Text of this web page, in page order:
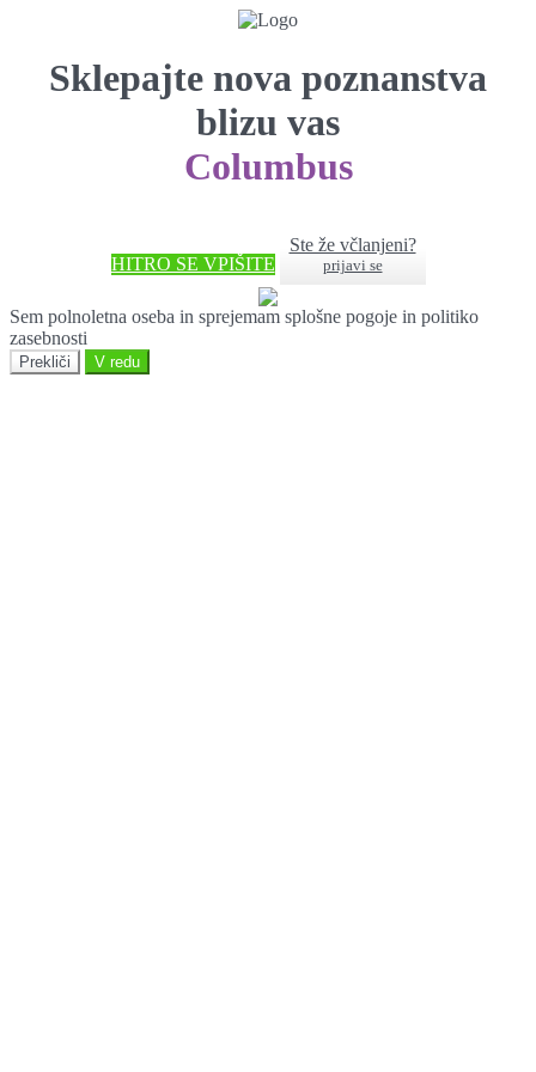
Sklepajte nova poznanstva
blizu vas
Columbus
HITRO SE VPIŠITE
Ste že včlanjeni?
prijavi se
Sem polnoletna oseba in sprejemam splošne pogoje in politiko
zasebnosti
Prekliči V redu